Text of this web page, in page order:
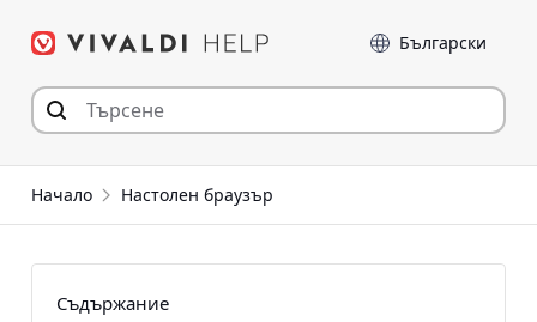
към съдържанието
Език
Начало Настолен браузър
Съдържание